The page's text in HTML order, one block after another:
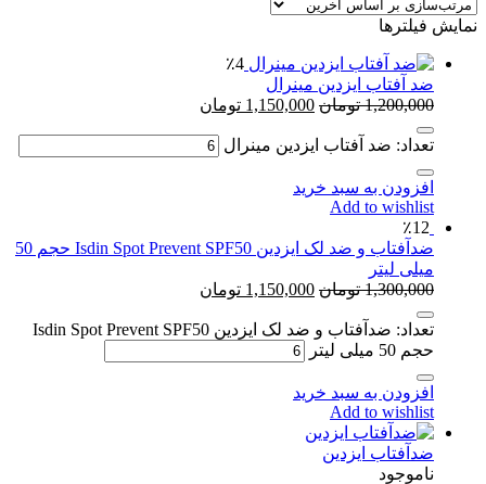
نمایش فیلترها
٪4
ضد آفتاب ایزدین مینرال
1,200,000 تومان 1,150,000 تومان
تعداد: ضد آفتاب ایزدین مینرال
افزودن به سبد خرید
Add to wishlist
٪12
ضدآفتاب و ضد لک ایزدین Isdin Spot Prevent SPF50 حجم 50
میلی لیتر
1,300,000 تومان 1,150,000 تومان
تعداد: ضدآفتاب و ضد لک ایزدین Isdin Spot Prevent SPF50
حجم 50 میلی لیتر
افزودن به سبد خرید
Add to wishlist
ضدآفتاب ایزدین
ناموجود